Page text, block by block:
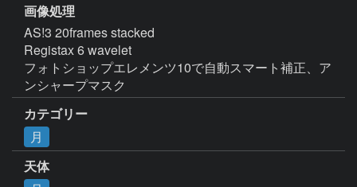
画像処理
AS!3 20frames stacked
Registax 6 wavelet
フォトショップエレメンツ10で自動スマート補正、ア
ンシャープマスク
カテゴリー
月
天体